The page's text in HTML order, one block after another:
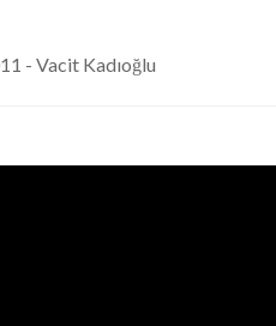
- Vacit Kadıoğlu